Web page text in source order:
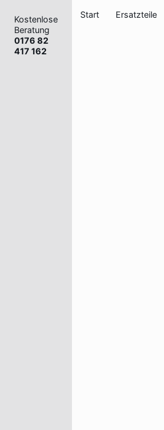
Kostenlose
Beratung
0176 82
417 162
Start Ersatzteile